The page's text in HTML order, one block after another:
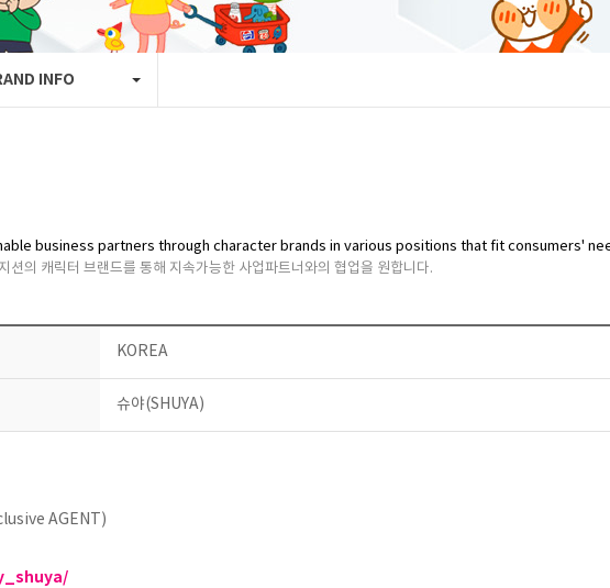
INFO
business partners through character brands in various positions that fit consumers'
의 캐릭터 브랜드를 통해 지속가능한 사업파트너와의 협업을 원합니다.
KOREA
슈야(SHUYA)
AGENT)